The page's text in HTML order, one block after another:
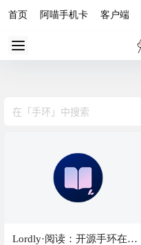
首页 阿喵手机卡 客户端
Lordly·阅读：开源手环在线